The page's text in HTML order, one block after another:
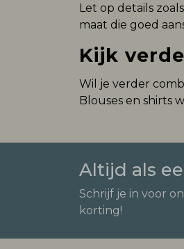
Let op details
maat die goed
Kijk
Wil je verder
Blouses en shirts
Altijd als
Schrijf je in voor
korting!